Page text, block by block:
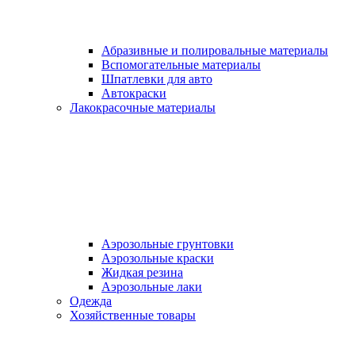
Абразивные и полировальные материалы
Вспомогательные материалы
Шпатлевки для авто
Автокраски
Лакокрасочные материалы
Аэрозольные грунтовки
Аэрозольные краски
Жидкая резина
Аэрозольные лаки
Одежда
Хозяйственные товары